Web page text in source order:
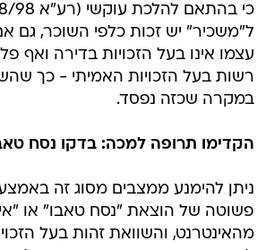
ל"משכיר" יש זכות כלפי השוכר, גם
עצמו אינו בעל הזכויות בדירה ואף
רשות בעל הזכויות האמיתי - כך
במקרה שכזה נפסד.
הקדימו תרופה למכה: בדקו נסח
ניתן להימנע ממצבים מסוג זה
פשוטה של הוצאת "נסח טאבו" או
מהאינטרנט, והשוואת זהות בעל